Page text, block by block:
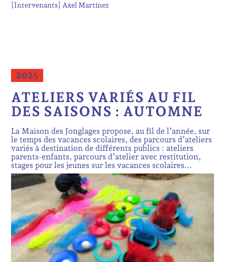
[Intervenants]Axel Martinez
2025
ATELIERS VARIÉS AU FIL
DES SAISONS : AUTOMNE
La Maison des Jonglages propose, au fil de l’année, sur
le temps des vacances scolaires, des parcours d’ateliers
variés à destination de différents publics : ateliers
parents-enfants, parcours d’atelier avec restitution,
stages pour les jeunes sur les vacances scolaires...